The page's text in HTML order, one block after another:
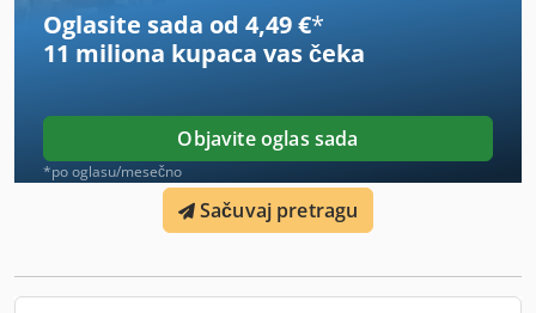
Oglasite sada od 4,49 €*
11 miliona kupaca vas čeka
Objavite oglas sada
*po oglasu/mesečno
Sačuvaj pretragu